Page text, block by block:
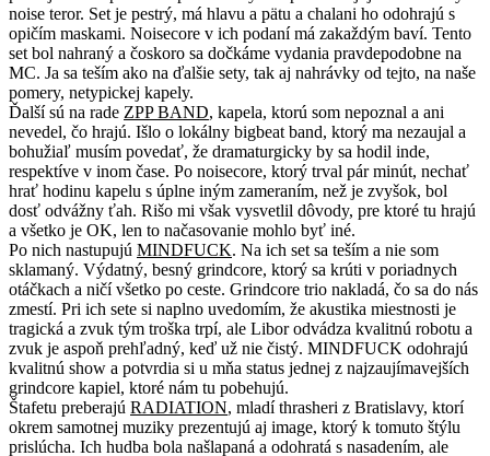
noise teror. Set je pestrý, má hlavu a pätu a chalani ho odohrajú s
opičím maskami. Noisecore v ich podaní má zakaždým baví. Tento
set bol nahraný a čoskoro sa dočkáme vydania pravdepodobne na
MC. Ja sa teším ako na ďalšie sety, tak aj nahrávky od tejto, na naše
pomery, netypickej kapely.
Ďalší sú na rade ZPP BAND, kapela, ktorú som nepoznal a ani
nevedel, čo hrajú. Išlo o lokálny bigbeat band, ktorý ma nezaujal a
bohužiaľ musím povedať, že dramaturgicky by sa hodil inde,
respektíve v inom čase. Po noisecore, ktorý trval pár minút, nechať
hrať hodinu kapelu s úplne iným zameraním, než je zvyšok, bol
dosť odvážny ťah. Rišo mi však vysvetlil dôvody, pre ktoré tu hrajú
a všetko je OK, len to načasovanie mohlo byť iné.
Po nich nastupujú MINDFUCK. Na ich set sa teším a nie som
sklamaný. Výdatný, besný grindcore, ktorý sa krúti v poriadnych
otáčkach a ničí všetko po ceste. Grindcore trio nakladá, čo sa do nás
zmestí. Pri ich sete si naplno uvedomím, že akustika miestnosti je
tragická a zvuk tým troška trpí, ale Libor odvádza kvalitnú robotu a
zvuk je aspoň prehľadný, keď už nie čistý. MINDFUCK odohrajú
kvalitnú show a potvrdia si u mňa status jednej z najzaujímavejších
grindcore kapiel, ktoré nám tu pobehujú.
Štafetu preberajú RADIATION, mladí thrasheri z Bratislavy, ktorí
okrem samotnej muziky prezentujú aj image, ktorý k tomuto štýlu
prislúcha. Ich hudba bola našlapaná a odohratá s nasadením, ale